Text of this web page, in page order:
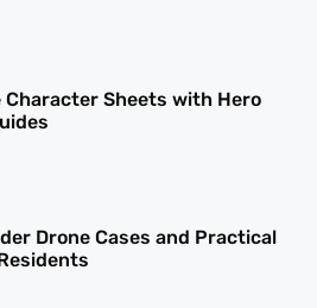
Sheets with Hero
Drone Cases and Practical